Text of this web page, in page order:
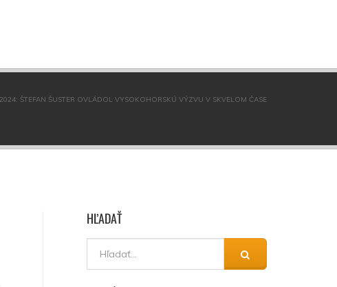
ŠTEFAN ŠUSTER OVLÁDOL VYSOKOHORSKÚ VÝZVU V SKVELOM ČASE
HĽADAŤ